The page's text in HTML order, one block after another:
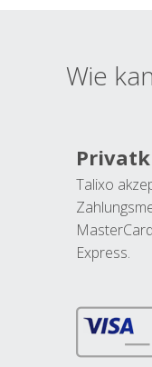
Wie
Talixo
Express.